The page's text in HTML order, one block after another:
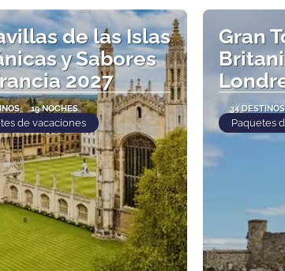
de las Islas
y Sabores
2027
19 NOCHES
de vacaciones
Gran
34 DESTINOS
Paquetes